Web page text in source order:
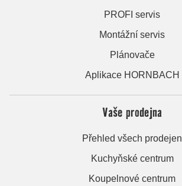
PROFI servis
Montážní servis
Plánovače
Aplikace HORNBACH
Vaše prodejna
Přehled všech prodejen
Kuchyňské centrum
Koupelnové centrum